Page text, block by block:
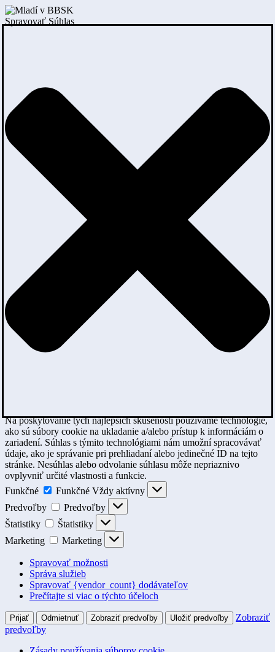
Spravovať Súhlas
Na poskytovanie tých najlepších skúseností používame technológie,
ako sú súbory cookie na ukladanie a/alebo prístup k informáciám o
zariadení. Súhlas s týmito technológiami nám umožní spracovávať
údaje, ako je správanie pri prehliadaní alebo jedinečné ID na tejto
stránke. Nesúhlas alebo odvolanie súhlasu môže nepriaznivo
ovplyvniť určité vlastnosti a funkcie.
Funkčné
Funkčné Vždy aktívny
Predvoľby
Predvoľby
Štatistiky
Štatistiky
Marketing
Marketing
Spravovať možnosti
Správa služieb
Spravovať {vendor_count} dodávateľov
Prečítajte si viac o týchto účeloch
Prijať Odmietnuť Zobraziť predvoľby Uložiť predvoľby
Zobraziť
predvoľby